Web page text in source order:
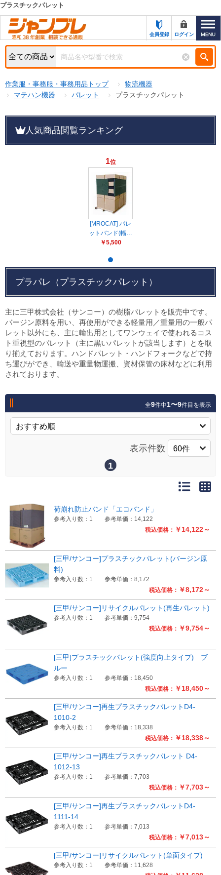
カテゴリー一覧
お知らせ
特集・キャンペーン一覧
初めての方へ
サポート＆ヘルプ
ジャンブレの特長
新規登録キャンペーン
メーカーカタログ一覧
カタログ請求（無料）
試着サンプル無料貸し出し
デジタルカタログ
（注文番号からご注文）
キーワード検索
検索条件
商品ステータスで絞る
円まで
プラスチックパレット
会員登録 ログイン
作業服・事務服・事務用品トップ
物流機器
マテハン機器
パレット プラスチックパレット
人気商品閲覧ランキング
1位
[MROCAT] パレ
ットバンド(幅…
￥5,500
プラパレ（プラスチックパレット）
主に三甲株式会社（サンコー）の樹脂パレットを販売中です。
バージン原料を用い、再使用ができる軽量用／重量用の一般パ
レット以外にも、主に輸出用としてワンウェイで使われるコス
ト重視型のパレット（主に黒いパレットが該当します）とを取
り揃えております。ハンドパレット・ハンドフォークなどで持
ち運びができ、輸送や重量物運搬、資材保管の床材などに利用
されております。
全9件中1〜9件目を表示
表示件数
1
税込価格： ￥14,122～
荷崩れ防止バンド「エコバンド」
参考入り数：1 参考単価：14,122
税込価格： ￥8,172～
[三甲/サンコー]プラスチックパレット(バージン原
料)
参考入り数：1 参考単価：8,172
税込価格： ￥9,754～
[三甲/サンコー]リサイクルパレット(再生パレット)
参考入り数：1 参考単価：9,754
税込価格： ￥18,450～
[三甲]プラスチックパレット(強度向上タイプ) ブ
ルー
参考入り数：1 参考単価：18,450
税込価格： ￥18,338～
[三甲/サンコー]再生プラスチックパレットD4-
1010-2
参考入り数：1 参考単価：18,338
税込価格： ￥7,703～
[三甲/サンコー]再生プラスチックパレット D4-
1012-13
参考入り数：1 参考単価：7,703
税込価格： ￥7,013～
[三甲/サンコー]再生プラスチックパレットD4-
1111-14
参考入り数：1 参考単価：7,013
[三甲/サンコー]リサイクルパレット(単面タイプ)
参考入り数：1 参考単価：11,628